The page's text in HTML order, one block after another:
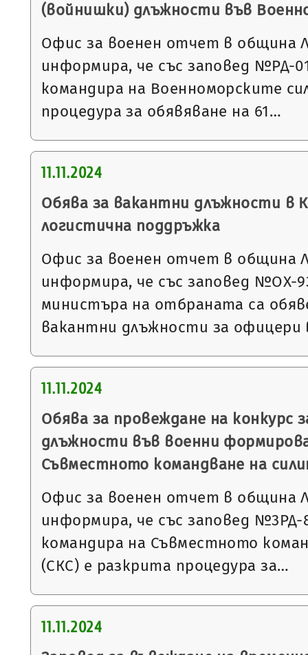
(войнишки) длъжности във
Офис за военен отчет в община
информира, че със заповед №РД-
командира на Военноморските
процедура за обявяване на 61…
11.11.2024
Обява за вакантни длъжности в
логистична поддръжка
Офис за военен отчет в община
информира, че със заповед №ОХ-
министъра на отбраната са
вакантни длъжности за офицери
11.11.2024
Обява за провеждане на конкурс
длъжности във военни
Съвместното командване на
Офис за военен отчет в община
информира, че със заповед №3РД-
командира на Съвместното
(СКС) е разкрита процедура за…
11.11.2024